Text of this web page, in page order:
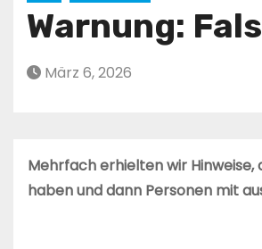
Warnung:
März 6, 2026
Mehrfach erhielten wir
haben und dann Personen mit